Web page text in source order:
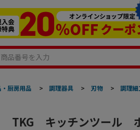
厨房用品 > 調理器具 > 刃物 > 調理細
TKG キッチンツール